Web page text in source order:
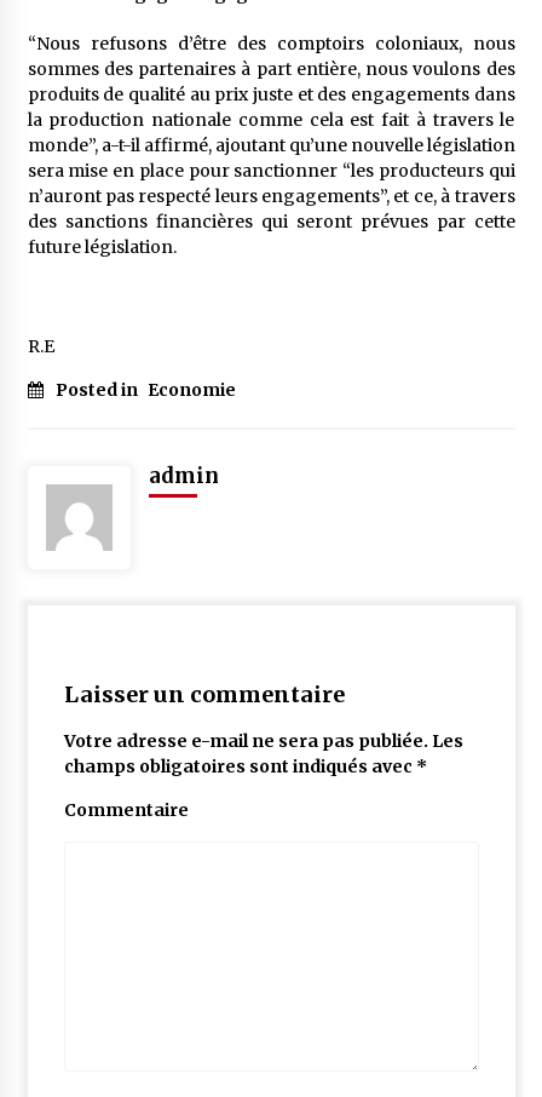
“Nous refusons d’être des comptoirs coloniaux, nous
sommes des partenaires à part entière, nous voulons des
produits de qualité au prix juste et des engagements dans
la production nationale comme cela est fait à travers le
monde”, a-t-il affirmé, ajoutant qu’une nouvelle législation
sera mise en place pour sanctionner “les producteurs qui
n’auront pas respecté leurs engagements”, et ce, à travers
des sanctions financières qui seront prévues par cette
future législation.
R.E
Posted in Economie
admin
Laisser un commentaire
Votre adresse e-mail ne sera pas publiée. Les
champs obligatoires sont indiqués avec *
Commentaire